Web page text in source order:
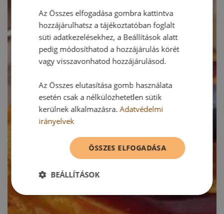
Az Összes elfogadása gombra kattintva
hozzájárulhatsz a tájékoztatóban foglalt
süti adatkezelésekhez, a Beállítások alatt
pedig módosíthatod a hozzájárulás körét
vagy visszavonhatod hozzájárulásod.
Az Összes elutasítása gomb használata
esetén csak a nélkülözhetetlen sütik
kerülnek alkalmazásra.Adatvédelmi
irányelvek
ÖSSZES ELFOGADÁSA
BEÁLLÍTÁSOK